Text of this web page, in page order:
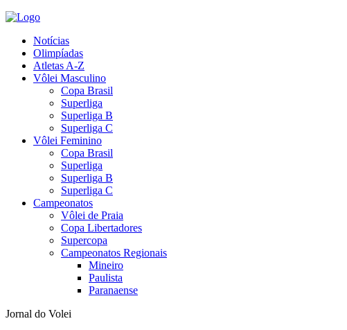
Notícias
Olimpíadas
Atletas A-Z
Vôlei Masculino
Copa Brasil
Superliga
Superliga B
Superliga C
Vôlei Feminino
Copa Brasil
Superliga
Superliga B
Superliga C
Campeonatos
Vôlei de Praia
Copa Libertadores
Supercopa
Campeonatos Regionais
Mineiro
Paulista
Paranaense
Jornal do Volei